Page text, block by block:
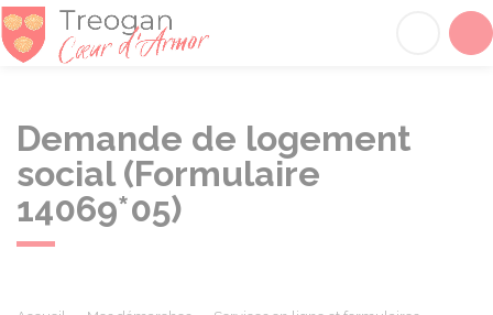
Demande de logement
social (Formulaire
14069*05)